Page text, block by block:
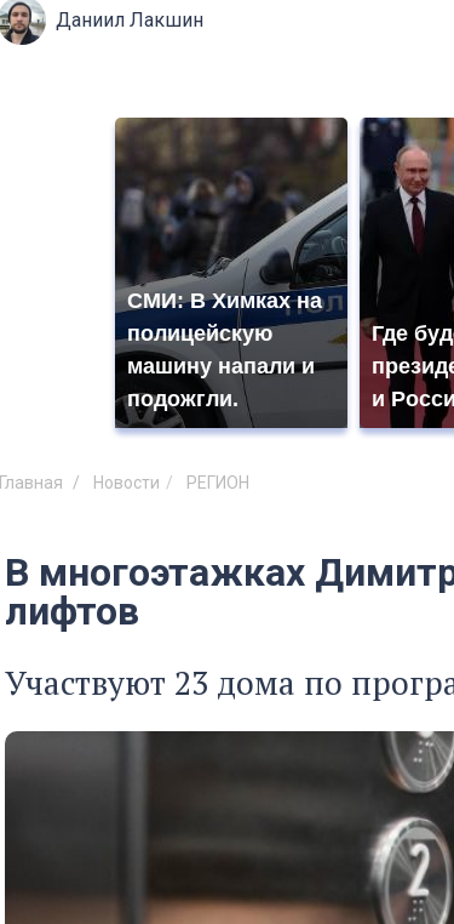
Даниил Лакшин
СМИ: В Химках на
полицейскую
машину напали и
подожгли.
Где
и
Главная Новости РЕГИОН
В многоэтажках
лифтов
Участвуют 23 дома по